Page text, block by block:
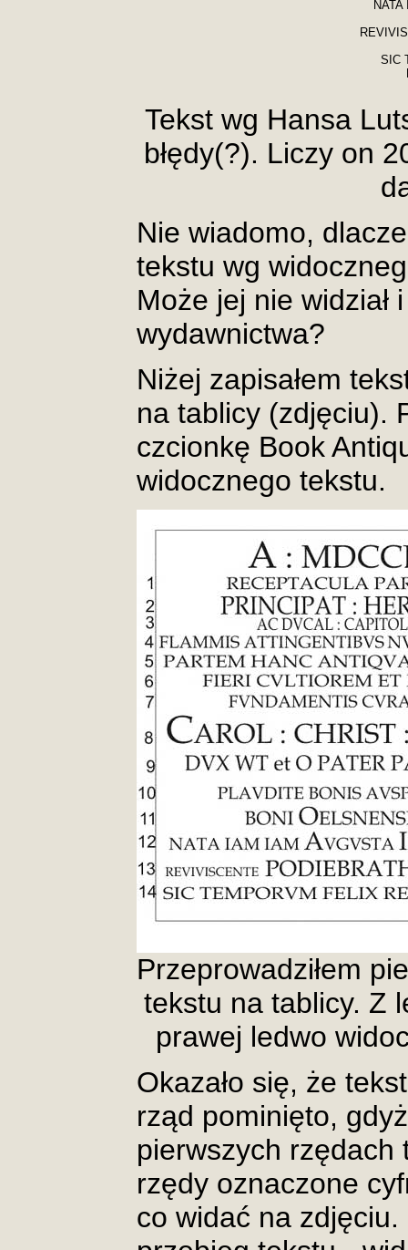
SIC
Tekst wg Hansa
błędy(?). Liczy on
Nie wiadomo,
tekstu wg
Może jej nie widział
wydawnictwa?
Niżej zapisałem
na tablicy (zdjęciu).
czcionkę Book
widocznego tekstu.
Przeprowadziłem
tekstu na tablicy. Z
prawej ledwo
Okazało się, że
rząd pominięto,
pierwszych rzędach
rzędy oznaczone
co widać na